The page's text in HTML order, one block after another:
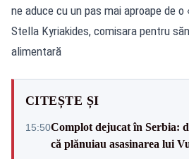
ne aduce cu un pas mai aproape de
Stella Kyriakides, comisara pentru
alimentară
CITEȘTE ȘI
15:50Complot dejucat în Serbia:
că plănuiau asasinarea lui